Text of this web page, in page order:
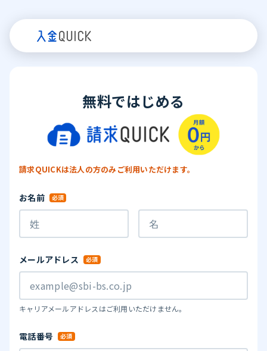
無料ではじめる
請求QUICKは法人の方のみご利用いただけます。
お名前
メールアドレス
キャリアメールアドレスはご利用いただけません。
電話番号